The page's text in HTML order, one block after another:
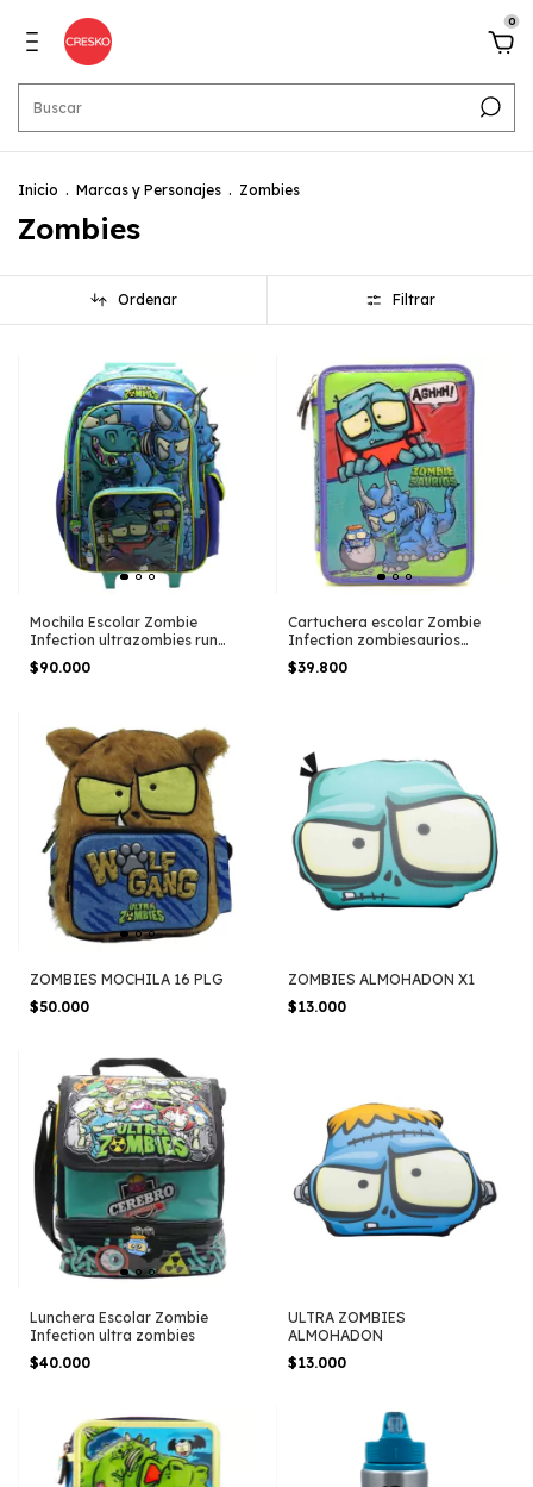
0
Inicio . Marcas y Personajes . Zombies
Zombies
Ordenar Filtrar
Mochila Escolar Zombie
Infection ultrazombies run
carro
$90.000
Cartuchera escolar Zombie
Infection zombiesaurios
dinosaurio
$39.800
ZOMBIES MOCHILA 16 PLG
$50.000
ZOMBIES ALMOHADON X1
$13.000
Lunchera Escolar Zombie
Infection ultra zombies
$40.000
ULTRA ZOMBIES
ALMOHADON
$13.000